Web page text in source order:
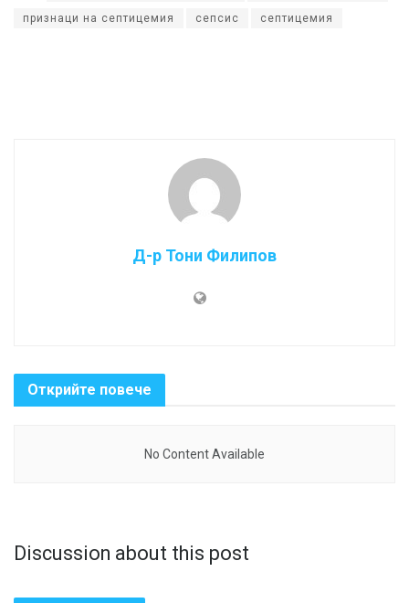
признаци на септицемия сепсис септицемия
Д-р Тони Филипов
Открийте повече
No Content Available
Discussion about this post